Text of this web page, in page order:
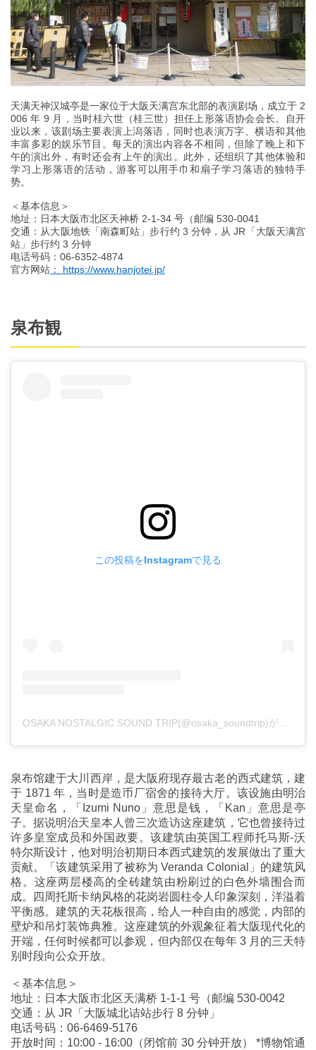
天满天神汉城亭是一家位于大阪天满宫东北部的表演剧场，成立于 2
006 年 9 月，当时桂六世（桂三世）担任上形落语协会会长。自开
业以来，该剧场主要表演上潟落语，同时也表演万字、横语和其他
丰富多彩的娱乐节目。每天的演出内容各不相同，但除了晚上和下
午的演出外，有时还会有上午的演出。此外，还组织了其他体验和
学习上形落语的活动，游客可以用手巾和扇子学习落语的独特手
势。
＜基本信息＞
地址：日本大阪市北区天神桥 2-1-34 号（邮编 530-0041
交通：从大阪地铁「南森町站」步行约 3 分钟，从 JR「大阪天满宫
站」步行约 3 分钟
电话号码：06-6352-4874
官方网站 ： https://www.hanjotei.jp/
泉布観
この投稿をInstagramで見る
泉布馆建于大川西岸，是大阪府现存最古老的西式建筑，建
于 1871 年，当时是造币厂宿舍的接待大厅。该设施由明治
天皇命名，「Izumi Nuno」意思是钱，「Kan」意思是亭
子。据说明治天皇本人曾三次造访这座建筑，它也曾接待过
许多皇室成员和外国政要。该建筑由英国工程师托马斯-沃
特尔斯设计，他对明治初期日本西式建筑的发展做出了重大
贡献。「该建筑采用了被称为 Veranda Colonial」的建筑风
格。这座两层楼高的全砖建筑由粉刷过的白色外墙围合而
成。四周托斯卡纳风格的花岗岩圆柱令人印象深刻，洋溢着
平衡感。建筑的天花板很高，给人一种自由的感觉，内部的
壁炉和吊灯装饰典雅。这座建筑的外观象征着大阪现代化的
开端，任何时候都可以参观，但内部仅在每年 3 月的三天特
别时段向公众开放。
＜基本信息＞
地址：日本大阪市北区天满桥 1-1-1 号（邮编 530-0042
交通：从 JR「大阪城北诘站步行 8 分钟」
电话号码：06-6469-5176
开放时间：10:00 - 16:00（闭馆前 30 分钟开放） *博物馆通